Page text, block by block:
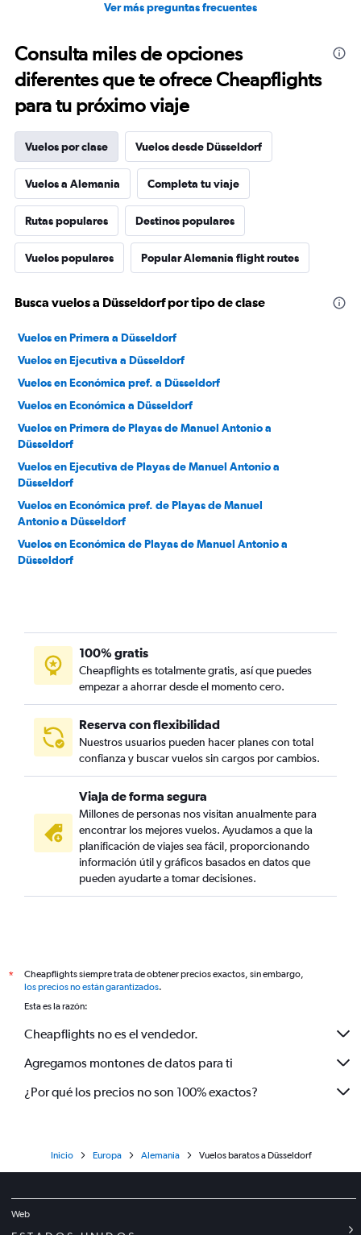
Ver más preguntas frecuentes
Consulta miles de opciones
diferentes que te ofrece Cheapflights
para tu próximo viaje
Vuelos por clase Vuelos desde Düsseldorf
Vuelos a Alemania Completa tu viaje
Rutas populares Destinos populares
Vuelos populares Popular Alemania flight routes
Busca vuelos a Düsseldorf por tipo de clase
Vuelos en Primera a Düsseldorf
Vuelos en Ejecutiva a Düsseldorf
Vuelos en Económica pref. a Düsseldorf
Vuelos en Económica a Düsseldorf
Vuelos en Primera de Playas de Manuel Antonio a
Düsseldorf
Vuelos en Ejecutiva de Playas de Manuel Antonio a
Düsseldorf
Vuelos en Económica pref. de Playas de Manuel
Antonio a Düsseldorf
Vuelos en Económica de Playas de Manuel Antonio a
Düsseldorf
100% gratis
Cheapflights es totalmente gratis, así que puedes
empezar a ahorrar desde el momento cero.
Reserva con flexibilidad
Nuestros usuarios pueden hacer planes con total
confianza y buscar vuelos sin cargos por cambios.
Viaja de forma segura
Millones de personas nos visitan anualmente para
encontrar los mejores vuelos. Ayudamos a que la
planificación de viajes sea fácil, proporcionando
información útil y gráficos basados en datos que
pueden ayudarte a tomar decisiones.
*
Cheapflights siempre trata de obtener precios exactos, sin embargo,
los precios no están garantizados.
Esta es la razón:
Cheapflights no es el vendedor.
Agregamos montones de datos para ti
¿Por qué los precios no son 100% exactos?
Inicio Europa Alemania Vuelos baratos a Düsseldorf
Web